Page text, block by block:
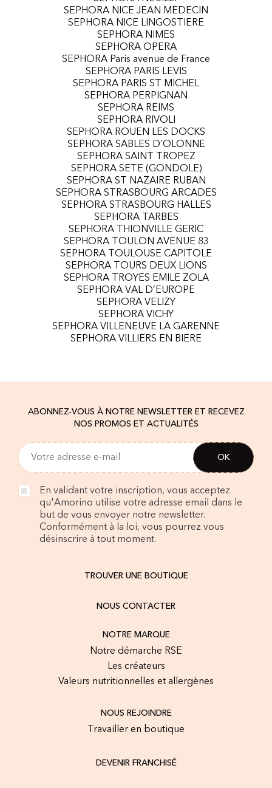
SEPHORA NICE JEAN MEDECIN
SEPHORA NICE LINGOSTIERE
SEPHORA NIMES
SEPHORA OPERA
SEPHORA Paris avenue de France
SEPHORA PARIS LEVIS
SEPHORA PARIS ST MICHEL
SEPHORA PERPIGNAN
SEPHORA REIMS
SEPHORA RIVOLI
SEPHORA ROUEN LES DOCKS
SEPHORA SABLES D’OLONNE
SEPHORA SAINT TROPEZ
SEPHORA SETE (GONDOLE)
SEPHORA ST NAZAIRE RUBAN
SEPHORA STRASBOURG ARCADES
SEPHORA STRASBOURG HALLES
SEPHORA TARBES
SEPHORA THIONVILLE GERIC
SEPHORA TOULON AVENUE 83
SEPHORA TOULOUSE CAPITOLE
SEPHORA TOURS DEUX LIONS
SEPHORA TROYES EMILE ZOLA
SEPHORA VAL D’EUROPE
SEPHORA VELIZY
SEPHORA VICHY
SEPHORA VILLENEUVE LA GARENNE
SEPHORA VILLIERS EN BIERE
ABONNEZ-VOUS À NOTRE NEWSLETTER ET RECEVEZ
NOS PROMOS ET ACTUALITÉS
En validant votre inscription, vous acceptez
qu'Amorino utilise votre adresse email dans le
but de vous envoyer notre newsletter.
Conformément à la loi, vous pourrez vous
désinscrire à tout moment.
TROUVER UNE BOUTIQUE
NOUS CONTACTER
NOTRE MARQUE
Notre démarche RSE
Les créateurs
Valeurs nutritionnelles et allergènes
NOUS REJOINDRE
Travailler en boutique
DEVENIR FRANCHISÉ